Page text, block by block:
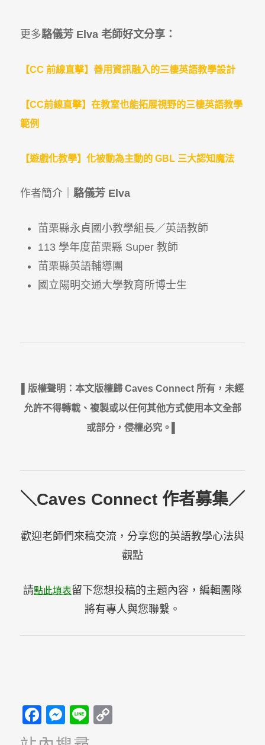
更多駱儀芳 Elva 老師好文分享：
【CC 前線直擊】善用資訊融入的三棲英語教學設計
【CC前線直擊】在教室也能拓展視野的三棲英語教學
範例
【遊戲化教學】化被動為主動的 GBL 三大認知魔法
作者簡介｜ 駱儀芳 Elva
苗栗縣永貞國小教學組長／英語教師
113 學年度苗栗縣 Super 教師
苗栗縣英語輔導團
國立陽明交通大學教育所博士生
▌版權聲明：本文版權歸 Caves Connect 所有，未經
允許不得轉載、複製或以任何其他方式使用本文全部
或部分，侵權必究。▌
＼Caves Connect 作者募集／
歡迎老師們來稿交流，分享您的英語教學心法與
觀點
請點此填表留下您想投稿的主題內容，編輯團隊
將有專人與您聯繫。
Facebook
Messenger
Line